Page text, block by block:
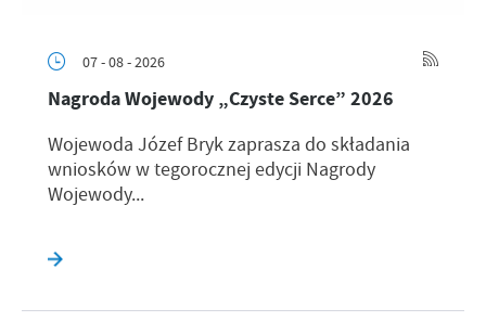
07 - 08 - 2026
Nagroda Wojewody „Czyste Serce” 2026
Wojewoda Józef Bryk zaprasza do składania
wniosków w tegorocznej edycji Nagrody
Wojewody...